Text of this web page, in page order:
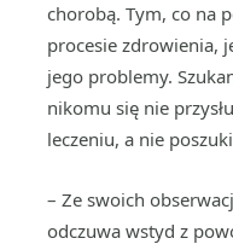
chorobą. Tym, co na
procesie zdrowienia,
jego problemy.
nikomu się nie
leczeniu, a nie
– Ze swoich
odczuwa wstyd z